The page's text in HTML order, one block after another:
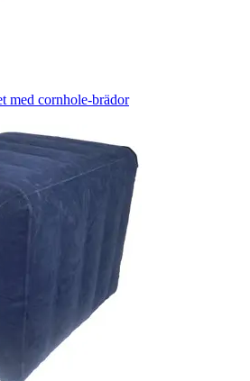
med cornhole-brädor